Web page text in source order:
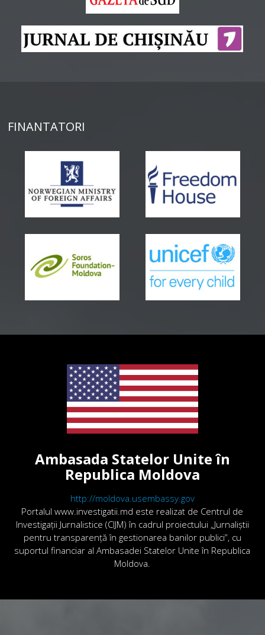
FINANTATORI
Ambasada Statelor Unite în
Republica Moldova
http://moldova.usembassy.gov
Portalul www.investigatii.md este realizat de Centrul de
Investigații Jurnalistice (CIJM) în cadrul proiectului „Jurnaliștii
pentru transparență în gestionarea banilor publici”, cu
suportul financiar al Ambasadei Statelor Unite în Republica
Moldova.